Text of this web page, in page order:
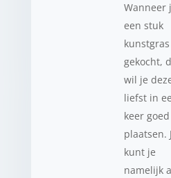
Wanneer
een stuk
gekocht,
wil je
liefst in
keer goed
plaatsen.
kunt je
namelijk